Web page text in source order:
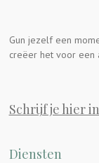
Gun jezelf een
creëer het voor een
Schrijf je hier
Diensten